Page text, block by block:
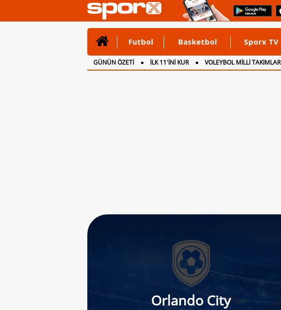
Futbol Basketbol Sporx TV
GÜNÜN ÖZETİ İLK 11'İNİ KUR VOLEYBOL MİLLİ TAKIMLAR
CANLI ANLATIM
İNGİLTERE
Orlando City